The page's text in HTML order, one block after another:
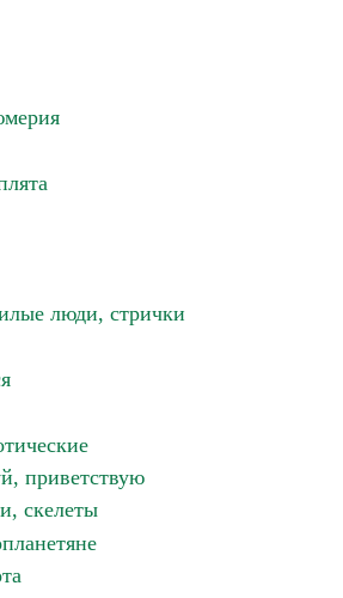
люди, стрички
приветствую
скелеты